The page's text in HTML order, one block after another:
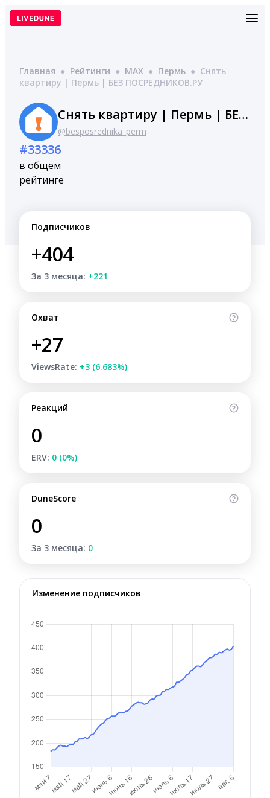
Перейти
Главная ● Рейтинги ● MAX ● Пермь ● Снять
квартиру | Пермь | БЕЗ ПОСРЕДНИКОВ.РУ
Снять квартиру | Пермь | БЕЗ ПОСРЕДНИКОВ.РУ
@besposrednika_perm
#33336
в общем
рейтинге
Подписчиков
+404
За 3 месяца: +221
Охват
+27
ViewsRate: +3 (6.683%)
Реакций
0
ERV: 0 (0%)
DuneScore
0
За 3 месяца: 0
Изменение подписчиков